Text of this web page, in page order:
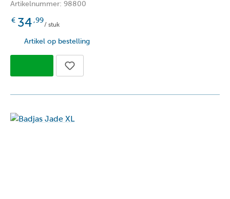
Artikelnummer: 98800
€ 34 ,99
/ stuk
Artikel op bestelling